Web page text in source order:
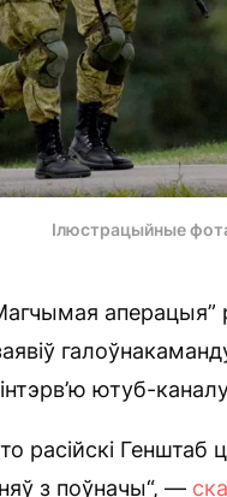
Ілюстрацыйные
аперацыя”
ютуб-
расійскі Генштаб
з поўначы“, —